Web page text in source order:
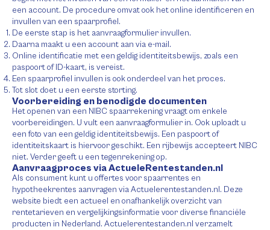
een account. De procedure omvat ook het online identificeren en
invullen van een spaarprofiel.
De eerste stap is het aanvraagformulier invullen.
Daarna maakt u een account aan via e-mail.
Online identificatie met een geldig identiteitsbewijs, zoals een
paspoort of ID-kaart, is vereist.
Een spaarprofiel invullen is ook onderdeel van het proces.
Tot slot doet u een eerste storting.
Voorbereiding en benodigde documenten
Het openen van een NIBC spaarrekening vraagt om enkele
voorbereidingen. U vult een aanvraagformulier in. Ook uploadt u
een foto van een geldig identiteitsbewijs. Een paspoort of
identiteitskaart is hiervoor geschikt. Een rijbewijs accepteert NIBC
niet. Verder geeft u een tegenrekening op.
Aanvraagproces via ActueleRentestanden.nl
Als consument kunt u offertes voor spaarrentes en
hypotheekrentes aanvragen via Actuelerentestanden.nl. Deze
website biedt een actueel en onafhankelijk overzicht van
rentetarieven en vergelijkingsinformatie voor diverse financiële
producten in Nederland. Actuelerentestanden.nl verzamelt